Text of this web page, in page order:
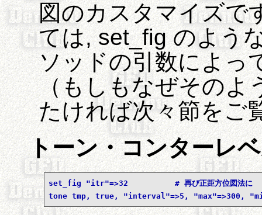
図のカスタマイズで
ては, set_fig のよう
ソッドの引数によっ
（もしもなぜそのよ
たければ次々節をご
トーン・コンターレ
set_fig "itr"=>32          # 再び正距方位図法に
tone tmp, true, "interval"=>5, "max"=>300,